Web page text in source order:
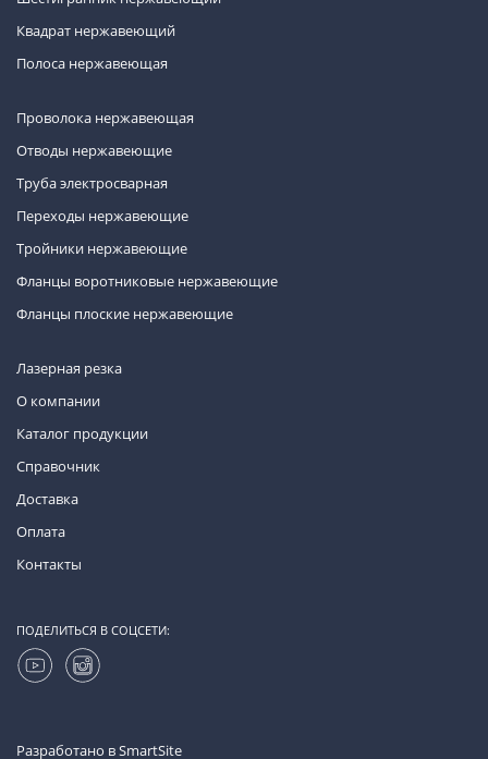
Квадрат нержавеющий
Полоса нержавеющая
Проволока нержавеющая
Отводы нержавеющие
Труба электросварная
Переходы нержавеющие
Тройники нержавеющие
Фланцы воротниковые нержавеющие
Фланцы плоские нержавеющие
Лазерная резка
О компании
Каталог продукции
Справочник
Доставка
Оплата
Контакты
ПОДЕЛИТЬСЯ В СОЦСЕТИ:
Разработано вSmartSite